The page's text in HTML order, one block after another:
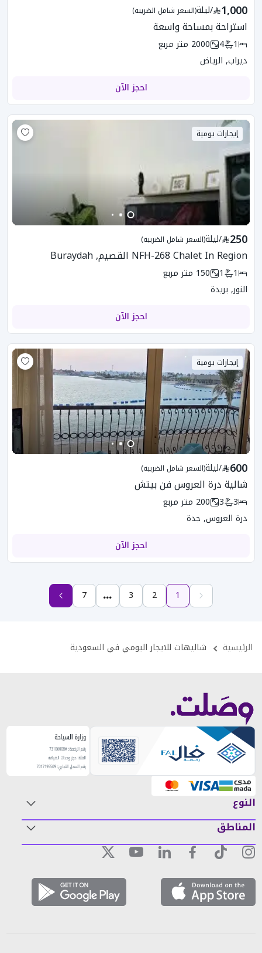
1,000
/ليلة(السعر شامل الضريبه)
استراحة بمساحة واسعة
1
4
2000 متر مربع
ديراب, الرياض
احجز الآن
إيجارات يومية
250
/ليلة(السعر شامل الضريبه)
NFH-268 Chalet In Region القصيم, Buraydah
1
1
150 متر مربع
النور, بريدة
احجز الآن
إيجارات يومية
600
/ليلة(السعر شامل الضريبه)
شالية درة العروس فن بيتش
3
3
200 متر مربع
درة العروس, جدة
احجز الآن
1
2
3
7
الرئيسية شاليهات للايجار اليومي في السعودية
النوع
المناطق